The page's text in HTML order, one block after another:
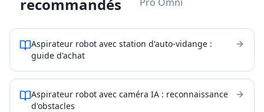
recommandés
Aspirateur robot avec station d'auto-vidange :
guide d'achat
Aspirateur robot avec caméra IA : reconnaissance
d'obstacles